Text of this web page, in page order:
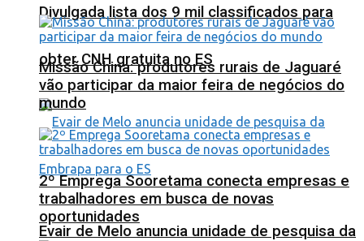
Divulgada lista dos 9 mil classificados para
obter CNH gratuita no ES
Evair de Melo anuncia unidade de pesquisa da
Missão China: produtores rurais de Jaguaré
vão participar da maior feira de negócios do
mundo
2º Emprega Sooretama conecta empresas e
trabalhadores em busca de novas
oportunidades